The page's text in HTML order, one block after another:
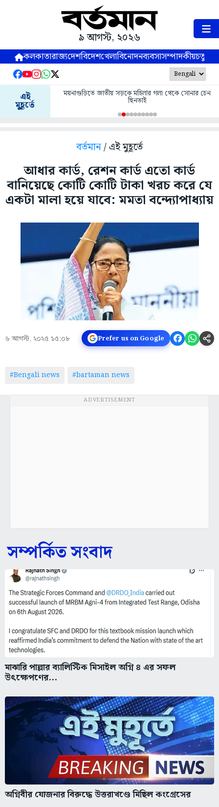
৯ আগস্ট, ২০২৬
কলকাতারাজ্যদেশবিদেশখেলাবিনোদনব্যবসাসম্পাদকীয়
এই
মুহূর্তে
ময়নাগুড়িতে জাতীয় সড়কে মহিলার গলা থেকে সোনার চেন
ছিনতাই
বর্তমান/ এই মুহূর্তে
আধার কার্ড, রেশন কার্ড এতো কার্ড
বানিয়েছে কোটি কোটি টাকা খরচ করে যে
একটা মালা হয়ে যাবে: মমতা বন্দ্যোপাধ্যায়
৬ আগস্ট, ২০২৫ ১৫:০৮ Prefer us on Google
#Bengali news #bartaman news
ADVERTISEMENT
সম্পর্কিত সংবাদ
মাঝারি পাল্লার ব্যালিস্টিক মিসাইল অগ্নি ৪ এর সফল
উৎক্ষেপণের...
অগ্নিবীর যোজনার বিরুদ্ধে উত্তরাখণ্ডে মিছিল কংগ্রেসের